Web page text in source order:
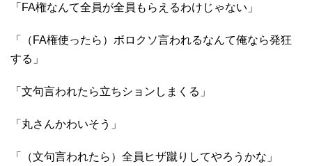
「FA権なんて全員が全員もらえるわけじゃない」
「（FA権使ったら）ボロクソ言われるなんて俺なら発狂
する」
「文句言われたら立ちションしまくる」
「丸さんかわいそう」
「（文句言われたら）全員ヒザ蹴りしてやろうかな」